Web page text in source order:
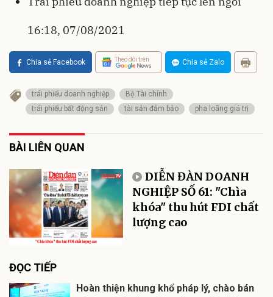
16:18, 07/08/2021
Chia sẻ Facebook Theo dõi trên Chia sẻ Zalo
trái phiếu doanh nghiệp
Bộ Tài chính
trái phiếu bất động sản
tài sản đảm bảo pha loãng giá trị
BÀI LIÊN QUAN
DIỄN ĐÀN DOANH
NGHIỆP SỐ 61: "Chìa
khóa" thu hút FDI chất
lượng cao
ĐỌC TIẾP
Hoàn thiện khung khổ pháp lý, chào bán